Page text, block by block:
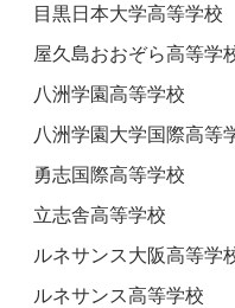
目黒日本大学高等学校
屋久島おおぞら高等学
八洲学園高等学校
八洲学園大学国際高等
勇志国際高等学校
立志舎高等学校
ルネサンス大阪高等学
ルネサンス高等学校